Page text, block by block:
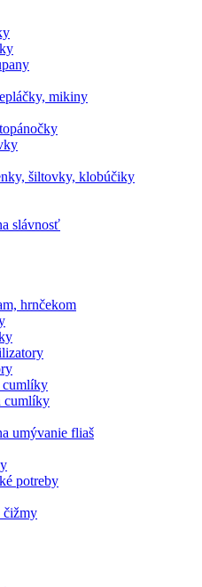
mikiny
šiltovky, klobúčiky
slávnosť
hrnčekom
cumlíky
cumlíky
umývanie fliaš
potreby
čižmy